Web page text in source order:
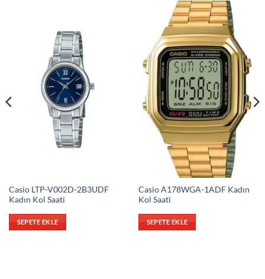
Casio LTP-V002D-2B3UDF
Kadın Kol Saati
SEPETE EKLE
Casio A178WGA-1ADF Kadın
Kol Saati
SEPETE EKLE